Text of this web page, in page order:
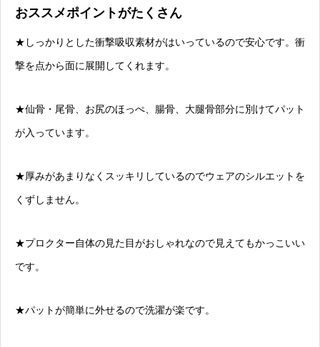
おススメポイントがたくさん
★しっかりとした衝撃吸収素材がはいっているので安心です。衝
撃を点から面に展開してくれます。
★仙骨・尾骨、お尻のほっぺ、腸骨、大腿骨部分に別けてパット
が入っています。
★厚みがあまりなくスッキリしているのでウェアのシルエットを
くずしません。
★プロクター自体の見た目がおしゃれなので見えてもかっこいい
です。
★パットが簡単に外せるので洗濯が楽です。